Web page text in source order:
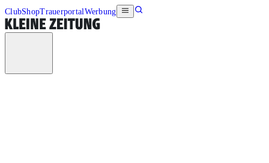
ClubShopTrauerportalWerbung